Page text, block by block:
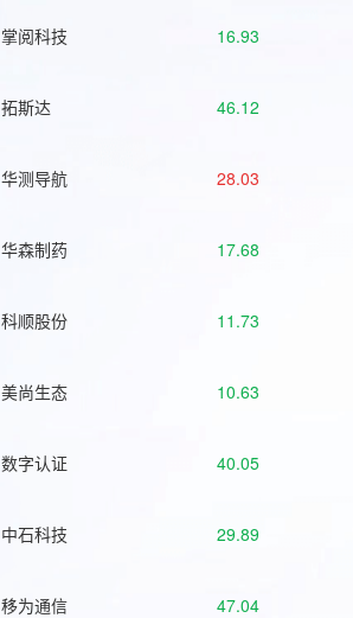
掌阅科技 16.93
拓斯达 46.12
华测导航 28.03
华森制药 17.68
科顺股份 11.73
美尚生态 10.63
数字认证 40.05
中石科技 29.89
移为通信 47.04